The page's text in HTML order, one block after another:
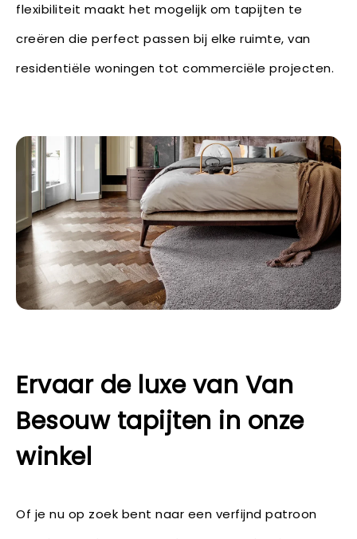
flexibiliteit maakt het mogelijk om tapijten te
creëren die perfect passen bij elke ruimte, van
residentiële woningen tot commerciële projecten.
Ervaar de luxe van Van
Besouw tapijten in onze
winkel
Of je nu op zoek bent naar een verfijnd patroon